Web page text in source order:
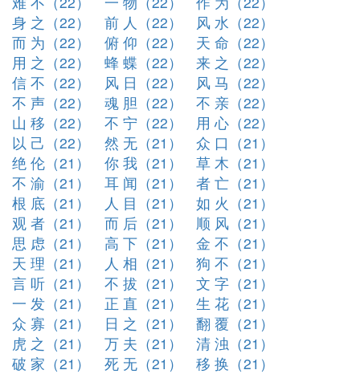
身 之（22）
前 人（22）
风 水（22）
而 为（22）
俯 仰（22）
天 命（22）
用 之（22）
蜂 蝶（22）
来 之（22）
信 不（22）
风 日（22）
风 马（22）
不 声（22）
魂 胆（22）
不 亲（22）
山 移（22）
不 宁（22）
用 心（22）
以 己（22）
然 无（21）
众 口（21）
绝 伦（21）
你 我（21）
草 木（21）
不 渝（21）
耳 闻（21）
者 亡（21）
根 底（21）
人 目（21）
如 火（21）
观 者（21）
而 后（21）
顺 风（21）
思 虑（21）
高 下（21）
金 不（21）
天 理（21）
人 相（21）
狗 不（21）
言 听（21）
不 拔（21）
文 字（21）
一 发（21）
正 直（21）
生 花（21）
众 寡（21）
日 之（21）
翻 覆（21）
虎 之（21）
万 夫（21）
清 浊（21）
破 家（21）
死 无（21）
移 换（21）